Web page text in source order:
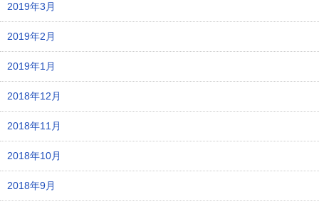
2019年3月
2019年2月
2019年1月
2018年12月
2018年11月
2018年10月
2018年9月